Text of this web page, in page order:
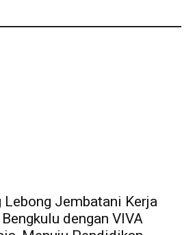
Lebong Jembatani Kerja
dengan VIVA